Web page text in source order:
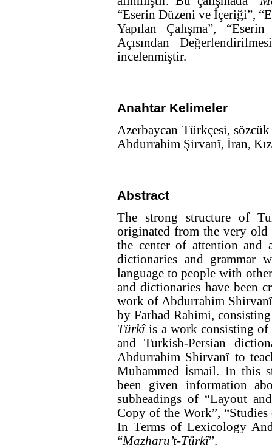
“Eserin Düzeni ve İçeriği”,
Yapılan Çalışma”,
Açısından
incelenmiştir.
Anahtar Kelimeler
Azerbaycan Türkçesi,
Abdurrahim Şirvanî, İran,
Abstract
The strong structure of
originated from the very old
the center of attention and
dictionaries and grammar
language to people with
and dictionaries have been
work of Abdurrahim
by Farhad Rahimi,
Türkîis a work consisting of
and Turkish-Persian
Abdurrahim Shirvanî to
Muhammed İsmail. In this
been given information
subheadings of “Layout
Copy of the Work”,
In Terms of Lexicology
“Mazharu’t-Türkî”.